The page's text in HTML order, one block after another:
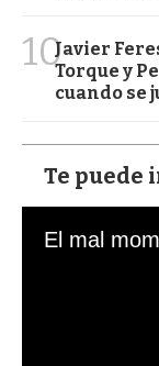
10Javier
Torque y
cuando se
Te puede